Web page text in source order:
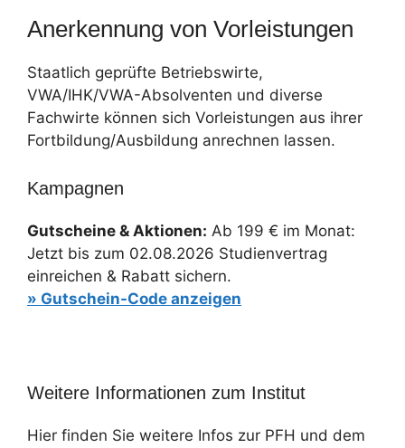
Anerkennung von Vorleistungen
Staatlich geprüfte Betriebswirte,
VWA/IHK/VWA-Absolventen und diverse
Fachwirte können sich Vorleistungen aus ihrer
Fortbildung/Ausbildung anrechnen lassen.
Kampagnen
Gutscheine & Aktionen: Ab 199 € im Monat:
Jetzt bis zum 02.08.2026 Studienvertrag
einreichen & Rabatt sichern.
» Gutschein-Code anzeigen
Weitere Informationen zum Institut
Hier finden Sie weitere Infos zur PFH und dem